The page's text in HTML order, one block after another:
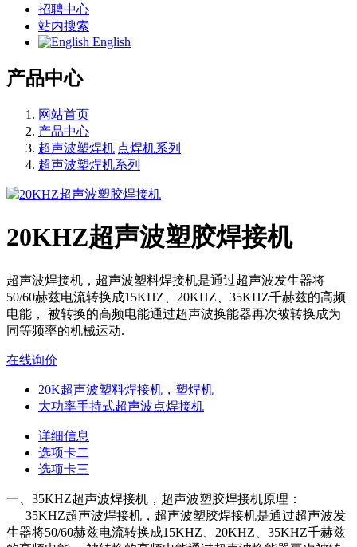
招聘中心
站内搜索
English
产品中心
网站首页
产品中心
超声波塑焊机|点焊机系列
超声波塑焊机系列
20KHZ超声波塑胶焊接机
超声波焊接机，超声波塑料焊接机是通过超声波发生器将
50/60赫兹电流转换成15KHZ、20KHZ、35KHZ千赫兹的高频
电能， 被转换的高频电能通过超声波换能器再次被转换成为
同等频率的机械运动.
在线询价
20K超声波塑料焊接机，塑焊机
大功率手持式超声波点焊接机
详细信息
选项卡二
选项卡三
一、35KHZ超声波焊接机，超声波塑胶焊接机原理：
35KHZ超声波焊接机，超声波塑胶焊接机是通过超声波发
生器将50/60赫兹电流转换成15KHZ、20KHZ、35KHZ千赫兹